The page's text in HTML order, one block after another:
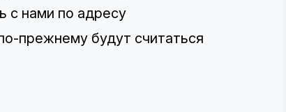
с нами по адресу
прежнему будут считаться